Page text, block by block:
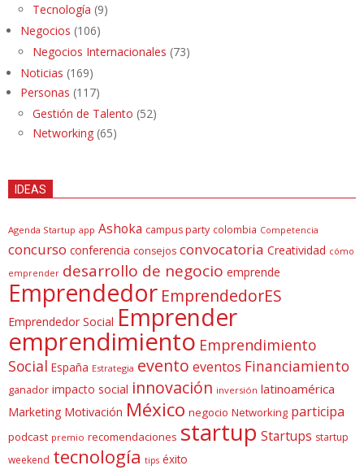
Tecnología (9)
Negocios (106)
Negocios Internacionales (73)
Noticias (169)
Personas (117)
Gestión de Talento (52)
Networking (65)
IDEAS
Agenda Startup app Ashoka campus party colombia Competencia
concurso conferencia consejos convocatoria Creatividad cómo
emprender desarrollo de negocio emprende
Emprendedor EmprendedorES
Emprendedor Social Emprender
emprendimiento Emprendimiento
Social España Estrategia evento eventos Financiamiento
ganador impacto social innovación inversión latinoamérica
Marketing Motivación México negocio Networking participa
podcast premio recomendaciones startup Startups startup
weekend tecnología tips éxito